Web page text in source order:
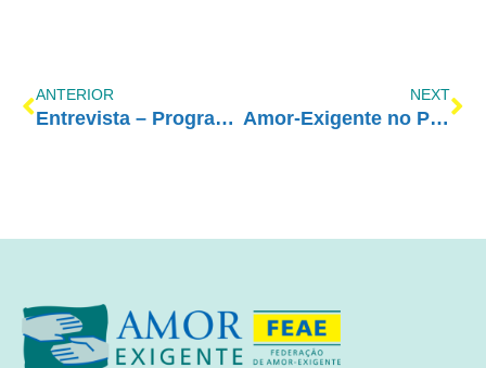
ANTERIOR
Entrevista – Programa Prisma
NEXT
Amor-Exigente no Programa Bom Dia Cidades